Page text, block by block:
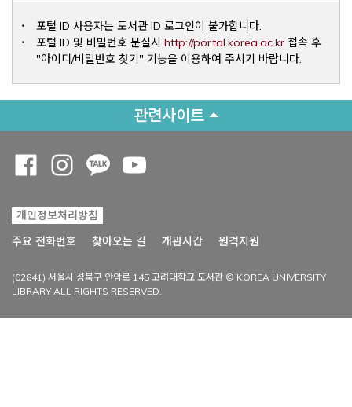
포털 ID 사용자는 도서관 ID 로그인이 불가합니다.
포털 ID 및 비밀번호 분실시 http://portal.korea.ac.krOpens a
접속 후
"아이디/비밀번호 찾기" 기능을 이용하여 주시기 바랍니다.
관련사이트
개인정보처리방침
주요 전화번호
찾아오는 길 개관시간 원격지원
(02841) 서울시 성북구 안암로 145 고려대학교 도서관 © KOREA UNIVERSITY
LIBRARY ALL RIGHTS RESERVED.
Opens a new window
Opens a new window
Opens a new window